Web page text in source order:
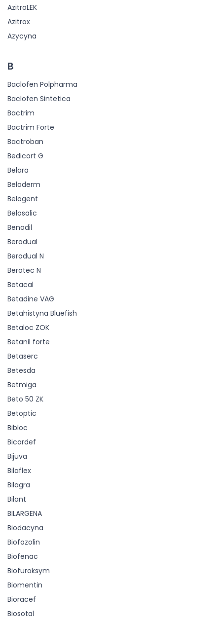
AzitroLEK
Azitrox
Azycyna
B
Baclofen Polpharma
Baclofen Sintetica
Bactrim
Bactrim Forte
Bactroban
Bedicort G
Belara
Beloderm
Belogent
Belosalic
Benodil
Berodual
Berodual N
Berotec N
Betacal
Betadine VAG
Betahistyna Bluefish
Betaloc ZOK
Betanil forte
Betaserc
Betesda
Betmiga
Beto 50 ZK
Betoptic
Bibloc
Bicardef
Bijuva
Bilaflex
Bilagra
Bilant
BILARGENA
Biodacyna
Biofazolin
Biofenac
Biofuroksym
Biomentin
Bioracef
Biosotal